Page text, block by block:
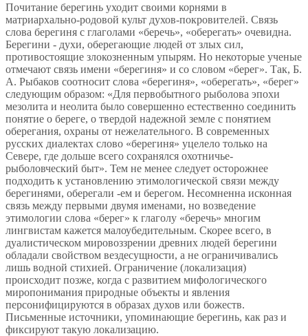
Почитание берегинь уходит своими корнями в
матриархально-родовой культ духов-покровителей. Связь
слова берегиня с глаголами «беречь», «оберегать» очевидна.
Берегини - духи, оберегающие людей от злых сил,
противостоящие злокозненным упырям. Но некоторые ученые
отмечают связь имени «берегиня» и со словом «берег». Так, Б.
А. Рыбаков соотносит слова «берегиня», «оберегать», «берег»
следующим образом: «Для первобытного рыболова эпохи
мезолита и неолита было совершенно естественно соединить
понятие о береге, о твердой надежной земле с понятием
оберегания, охраны от нежелательного. В современных
русских диалектах слово «берегиня» уцелело только на
Севере, где дольше всего сохранялся охотничье-
рыболовческий быт». Тем не менее следует осторожнее
подходить к установлению этимологической связи между
берегинями, оберегали -ем и берегом. Несомненна исконная
связь между первыми двумя именами, но возведение
этимологии слова «берег» к глаголу «беречь» многим
лингвистам кажется малоубедительным. Скорее всего, в
дуалистическом мировоззрении древних людей берегини
обладали свойством вездесущности, а не ограничивались
лишь водной стихией. Ограничение (локализация)
происходит позже, когда с развитием мифологического
миропонимания природные объекты и явления
персонифицируются в образах духов или божеств.
Письменные источники, упоминающие берегинь, как раз и
фиксируют такую локализацию.